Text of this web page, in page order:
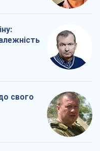
свого